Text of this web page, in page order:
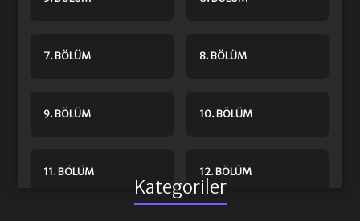
7. BÖLÜM 8. BÖLÜM
9. BÖLÜM 10. BÖLÜM
11. BÖLÜM 12. BÖLÜM
Kategoriler